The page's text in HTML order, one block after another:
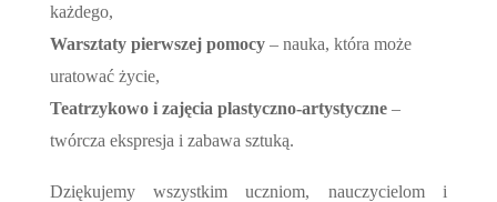
każdego,
Warsztaty pierwszej pomocy– nauka, która może
uratować życie,
Teatrzykowo i zajęcia plastyczno-artystyczne–
twórcza ekspresja i zabawa sztuką.
Dziękujemy wszystkim uczniom, nauczycielom i